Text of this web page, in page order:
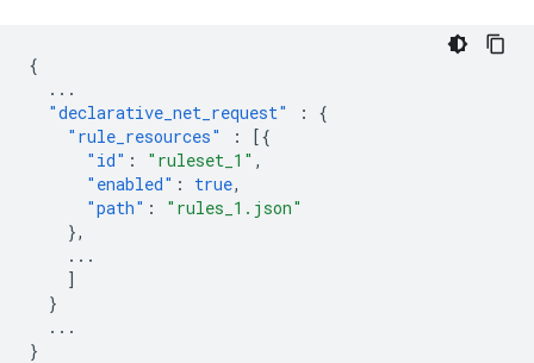
{
...
"declarative_net_request"
:
{
"rule_resources"
:
[{
"id" : "ruleset_1" ,
"enabled" : true,
"path" :
"rules_1.json"
},
...
]
}
...
}